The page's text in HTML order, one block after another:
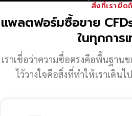
สิ่งที่เรายึด
แพลตฟอร์มซื้อขาย
ในทุกการ
เราเชื่อว่าความซื่อตรงคือพื้นฐานข
ไว้วางใจคือสิ่งที่ทำให้เราเดิน